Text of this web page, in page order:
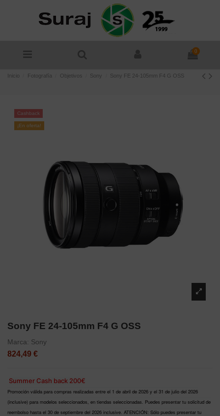
0
Inicio Fotografía Objetivos Sony Sony FE 24-105mm F4 G OSS
Cashback
¡En oferta!
Sony FE 24-105mm F4 G OSS
Marca: Sony
824,49 €
Summer Cash back 200€
Promoción válida para compras realizadas entre el 1 de abril de 2026 y el 31 de julio del 2026
(inclusive) para modelos seleccionados, en tiendas seleccionadas. Puedes presentar tu solicitud de
reembolso hasta el 30 de septiembre del 2026 inclusive. ATENCIÓN: Sólo puedes presentar tu